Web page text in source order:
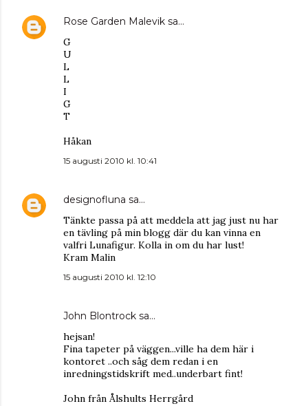
Rose Garden Malevik sa…
G
U
L
L
I
G
T
Håkan
15 augusti 2010 kl. 10:41
designofluna sa…
Tänkte passa på att meddela att jag just nu har
en tävling på min blogg där du kan vinna en
valfri Lunafigur. Kolla in om du har lust!
Kram Malin
15 augusti 2010 kl. 12:10
John Blontrock sa…
hejsan!
Fina tapeter på väggen...ville ha dem här i
kontoret ..och såg dem redan i en
inredningstidskrift med..underbart fint!
John från Ålshults Herrgård